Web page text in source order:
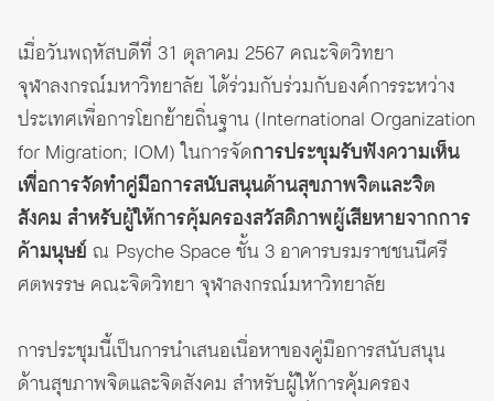
เมื่อวันพฤหัสบดีที่ 31 ตุลาคม 2567 คณะจิตวิทยา
จุฬาลงกรณ์มหาวิทยาลัย ได้ร่วมกับร่วมกับองค์การระหว่าง
ประเทศเพื่อการโยกย้ายถิ่นฐาน (International Organization
for Migration; IOM) ในการจัดการประชุมรับฟังความเห็น
เพื่อการจัดทำคู่มือการสนับสนุนด้านสุขภาพจิตและจิต
สังคม สำหรับผู้ให้การคุ้มครองสวัสดิภาพผู้เสียหายจากการ
ค้ามนุษย์ ณ Psyche Space ชั้น 3 อาคารบรมราชชนนีศรี
ศตพรรษ คณะจิตวิทยา จุฬาลงกรณ์มหาวิทยาลัย
การประชุมนี้เป็นการนำเสนอเนื่อหาของคู่มือการสนับสนุน
ด้านสุขภาพจิตและจิตสังคม สำหรับผู้ให้การคุ้มครอง